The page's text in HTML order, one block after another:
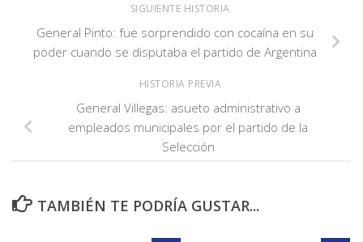
SIGUIENTE HISTORIA
General Pinto: fue sorprendido con cocaína en su
poder cuando se disputaba el partido de Argentina
HISTORIA PREVIA
General Villegas: asueto administrativo a
empleados municipales por el partido de la
Selección
TAMBIÉN TE PODRÍA GUSTAR...